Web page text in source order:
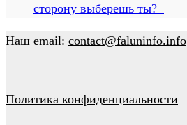
сторону выберешь ты?
Наш email: contact@faluninfo.info
Политика конфиденциальности